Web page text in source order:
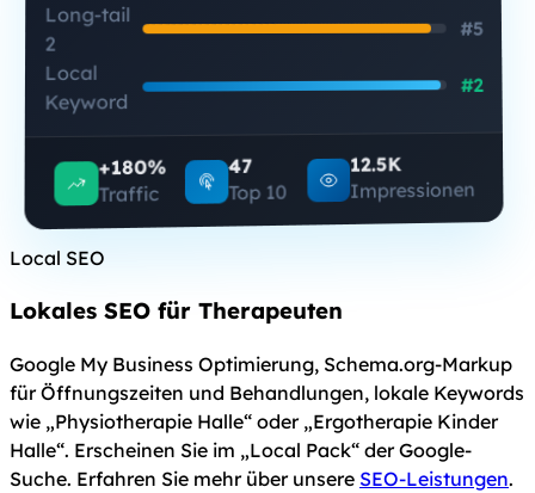
Long-tail
2
#5
Local
Keyword
#2
+180%
Traffic
47
Top 10
12.5K
Impressionen
Local SEO
Lokales SEO für Therapeuten
Google My Business Optimierung, Schema.org-Markup
für Öffnungszeiten und Behandlungen, lokale Keywords
wie „Physiotherapie Halle“ oder „Ergotherapie Kinder
Halle“. Erscheinen Sie im „Local Pack“ der Google-
Suche. Erfahren Sie mehr über unsere SEO-Leistungen.